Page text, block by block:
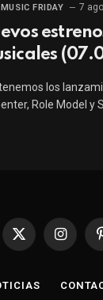
FRIDAY 7
los
Role Model y
X
Instagram